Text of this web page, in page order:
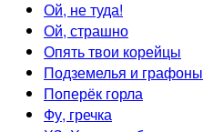
Ой, не туда!
Ой, страшно
Опять твои корейцы
Подземелья и графоны
Поперёк горла
Фу, гречка